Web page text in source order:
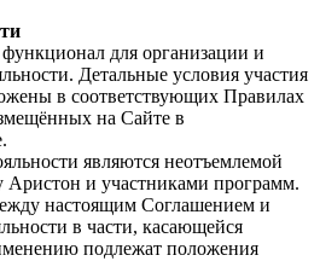
для организации и
Детальные условия участия
в соответствующих Правилах
на Сайте в
являются неотъемлемой
и участниками программ.
настоящим Соглашением и
в части, касающейся
подлежат положения